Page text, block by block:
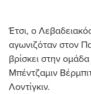
Έτσι, ο
αγωνιζόταν στον
βρίσκει στην
Μπέντζαμιν
Λοντίγκιν.